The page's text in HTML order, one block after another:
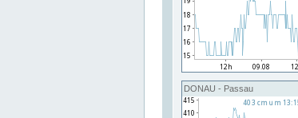
DONAU - Passau